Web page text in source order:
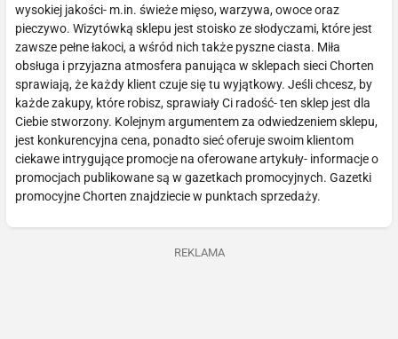
wysokiej jakości- m.in. świeże mięso, warzywa, owoce oraz
pieczywo. Wizytówką sklepu jest stoisko ze słodyczami, które jest
zawsze pełne łakoci, a wśród nich także pyszne ciasta. Miła
obsługa i przyjazna atmosfera panująca w sklepach sieci Chorten
sprawiają, że każdy klient czuje się tu wyjątkowy. Jeśli chcesz, by
każde zakupy, które robisz, sprawiały Ci radość- ten sklep jest dla
Ciebie stworzony. Kolejnym argumentem za odwiedzeniem sklepu,
jest konkurencyjna cena, ponadto sieć oferuje swoim klientom
ciekawe intrygujące promocje na oferowane artykuły- informacje o
promocjach publikowane są w gazetkach promocyjnych. Gazetki
promocyjne Chorten znajdziecie w punktach sprzedaży.
REKLAMA